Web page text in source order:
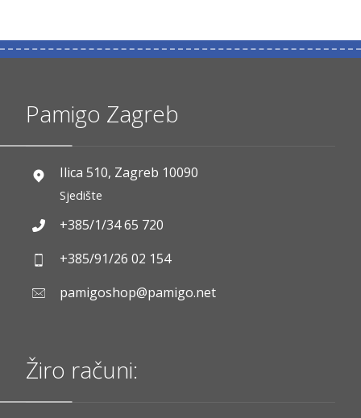
Pamigo Zagreb
Ilica 510, Zagreb 10090
Sjedište
+385/1/34 65 720
+385/91/26 02 154
pamigoshop@pamigo.net
Žiro računi: